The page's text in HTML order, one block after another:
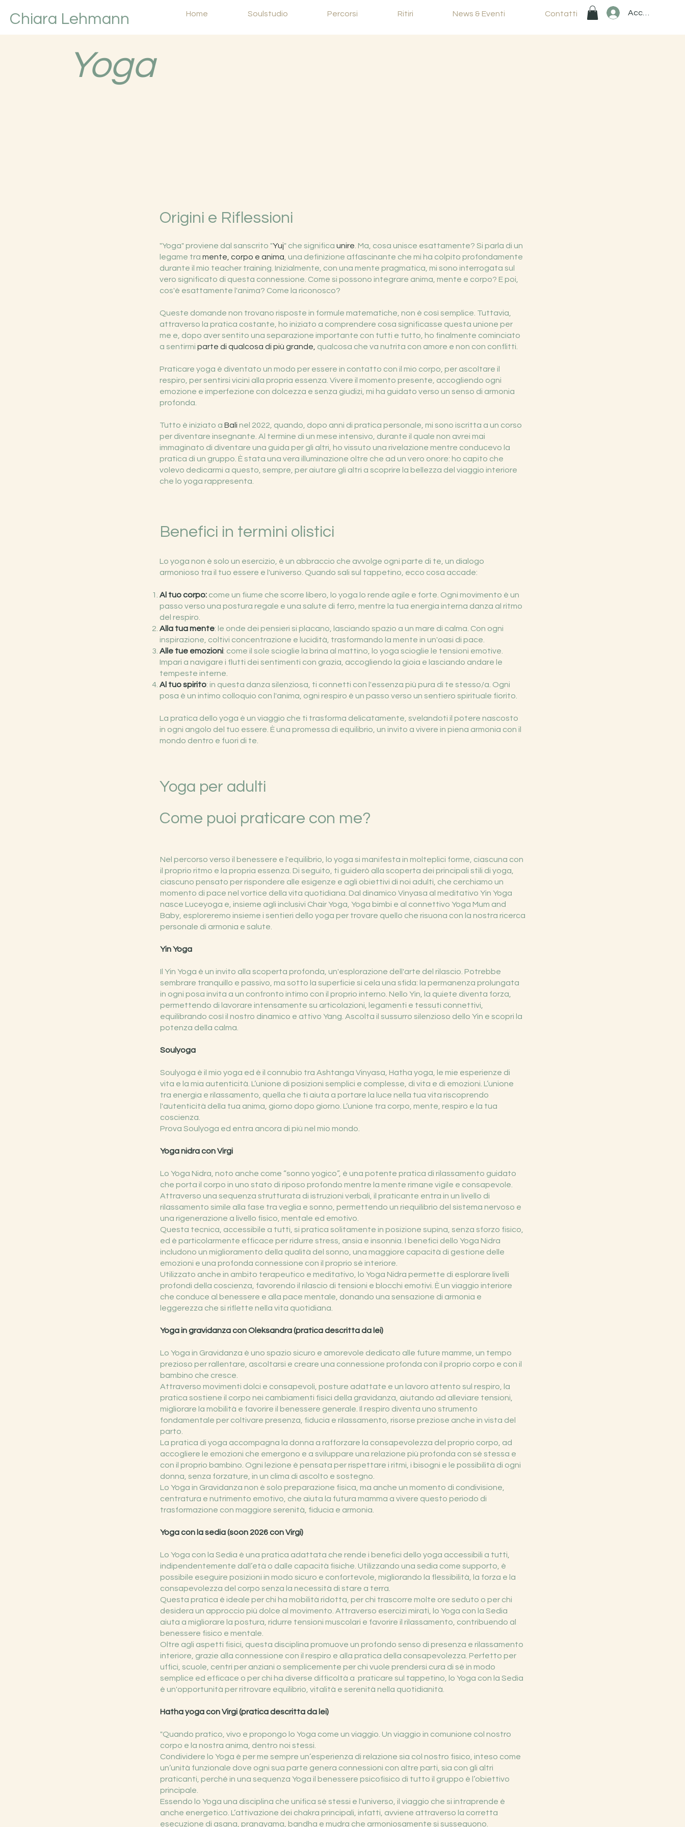
Chiara Lehmann Home Soulstudio Percorsi Ritiri News & Eventi Contatti Accedi
Yoga
Origini e Riflessioni
"Yoga" proviene dal sanscrito "Yuj" che significa unire. Ma, cosa unisce esattamente? Si parla di un
legame tra mente, corpo e anima, una definizione affascinante che mi ha colpito profondamente
durante il mio teacher training. Inizialmente, con una mente pragmatica, mi sono interrogata sul
vero significato di questa connessione. Come si possono integrare anima, mente e corpo? E poi,
cos'è esattamente l'anima? Come la riconosco?
Queste domande non trovano risposte in formule matematiche, non è così semplice. Tuttavia,
attraverso la pratica costante, ho iniziato a comprendere cosa significasse questa unione per
me e, dopo aver sentito una separazione importante con tutti e tutto, ho finalmente cominciato
a sentirmi parte di qualcosa di più grande, qualcosa che va nutrita con amore e non con conflitti.
Praticare yoga è diventato un modo per essere in contatto con il mio corpo, per ascoltare il
respiro, per sentirsi vicini alla propria essenza. Vivere il momento presente, accogliendo ogni
emozione e imperfezione con dolcezza e senza giudizi, mi ha guidato verso un senso di armonia
profonda.
Tutto è iniziato a Bali nel 2022, quando, dopo anni di pratica personale, mi sono iscritta a un corso
per diventare insegnante. Al termine di un mese intensivo, durante il quale non avrei mai
immaginato di diventare una guida per gli altri, ho vissuto una rivelazione mentre conducevo la
pratica di un gruppo. È stata una vera illuminazione oltre che ad un vero onore: ho capito che
volevo dedicarmi a questo, sempre, per aiutare gli altri a scoprire la bellezza del viaggio interiore
che lo yoga rappresenta.
Benefici in termini olistici
​Lo yoga non è solo un esercizio, è un abbraccio che avvolge ogni parte di te, un dialogo
armonioso tra il tuo essere e l'universo. Quando sali sul tappetino, ecco cosa accade:
Al tuo corpo:come un fiume che scorre libero, lo yoga lo rende agile e forte. Ogni movimento è un
passo verso una postura regale e una salute di ferro, mentre la tua energia interna danza al ritmo
del respiro.
Alla tua mente: le onde dei pensieri si placano, lasciando spazio a un mare di calma. Con ogni
inspirazione, coltivi concentrazione e lucidità, trasformando la mente in un'oasi di pace.
Alle tue emozioni: come il sole scioglie la brina al mattino, lo yoga scioglie le tensioni emotive.
Impari a navigare i flutti dei sentimenti con grazia, accogliendo la gioia e lasciando andare le
tempeste interne.
Al tuo spirito: in questa danza silenziosa, ti connetti con l'essenza più pura di te stesso/a. Ogni
posa è un intimo colloquio con l'anima, ogni respiro è un passo verso un sentiero spirituale fiorito.
La pratica dello yoga è un viaggio che ti trasforma delicatamente, svelandoti il potere nascosto
in ogni angolo del tuo essere. È una promessa di equilibrio, un invito a vivere in piena armonia con il
mondo dentro e fuori di te.
Yoga per adulti
Come puoi praticare con me?
Nel percorso verso il benessere e l'equilibrio, lo yoga si manifesta in molteplici forme, ciascuna con
il proprio ritmo e la propria essenza. Di seguito, ti guiderò alla scoperta dei principali stili di yoga,
ciascuno pensato per rispondere alle esigenze e agli obiettivi di noi adulti, che cerchiamo un
momento di pace nel vortice della vita quotidiana. Dal dinamico Vinyasa al meditativo Yin Yoga
nasce Luceyoga e, insieme agli inclusivi Chair Yoga, Yoga bimbi e al connettivo Yoga Mum and
Baby, esploreremo insieme i sentieri dello yoga per trovare quello che risuona con la nostra ricerca
personale di armonia e salute.
Yin Yoga
Il Yin Yoga è un invito alla scoperta profonda, un'esplorazione dell'arte del rilascio. Potrebbe
sembrare tranquillo e passivo, ma sotto la superficie si cela una sfida: la permanenza prolungata
in ogni posa invita a un confronto intimo con il proprio interno. Nello Yin, la quiete diventa forza,
permettendo di lavorare intensamente su articolazioni, legamenti e tessuti connettivi,
equilibrando così il nostro dinamico e attivo Yang. Ascolta il sussurro silenzioso dello Yin e scopri la
potenza della calma.
Soulyoga
Soulyoga è il mio yoga ed è il connubio tra Ashtanga Vinyasa, Hatha yoga, le mie esperienze di
vita e la mia autenticità. L’unione di posizioni semplici e complesse, di vita e di emozioni. L’unione
tra energia e rilassamento, quella che ti aiuta a portare la luce nella tua vita riscoprendo
l'autenticità della tua anima, giorno dopo giorno. L’unione tra corpo, mente, respiro e la tua
coscienza.
Prova Soulyoga ed entra ancora di più nel mio mondo.
Yoga nidra con Virgi
Lo Yoga Nidra, noto anche come “sonno yogico”, è una potente pratica di rilassamento guidato
che porta il corpo in uno stato di riposo profondo mentre la mente rimane vigile e consapevole.
Attraverso una sequenza strutturata di istruzioni verbali, il praticante entra in un livello di
rilassamento simile alla fase tra veglia e sonno, permettendo un riequilibrio del sistema nervoso e
una rigenerazione a livello fisico, mentale ed emotivo.
Questa tecnica, accessibile a tutti, si pratica solitamente in posizione supina, senza sforzo fisico,
ed è particolarmente efficace per ridurre stress, ansia e insonnia. I benefici dello Yoga Nidra
includono un miglioramento della qualità del sonno, una maggiore capacità di gestione delle
emozioni e una profonda connessione con il proprio sé interiore.
Utilizzato anche in ambito terapeutico e meditativo, lo Yoga Nidra permette di esplorare livelli
profondi della coscienza, favorendo il rilascio di tensioni e blocchi emotivi. È un viaggio interiore
che conduce al benessere e alla pace mentale, donando una sensazione di armonia e
leggerezza che si riflette nella vita quotidiana.
Yoga in gravidanza con Oleksandra (pratica descritta da lei)
Lo Yoga in Gravidanza è uno spazio sicuro e amorevole dedicato alle future mamme, un tempo
prezioso per rallentare, ascoltarsi e creare una connessione profonda con il proprio corpo e con il
bambino che cresce.
Attraverso movimenti dolci e consapevoli, posture adattate e un lavoro attento sul respiro, la
pratica sostiene il corpo nei cambiamenti fisici della gravidanza, aiutando ad alleviare tensioni,
migliorare la mobilità e favorire il benessere generale. Il respiro diventa uno strumento
fondamentale per coltivare presenza, fiducia e rilassamento, risorse preziose anche in vista del
parto.
La pratica di yoga accompagna la donna a rafforzare la consapevolezza del proprio corpo, ad
accogliere le emozioni che emergono e a sviluppare una relazione più profonda con sé stessa e
con il proprio bambino. Ogni lezione è pensata per rispettare i ritmi, i bisogni e le possibilità di ogni
donna, senza forzature, in un clima di ascolto e sostegno.
Lo Yoga in Gravidanza non è solo preparazione fisica, ma anche un momento di condivisione,
centratura e nutrimento emotivo, che aiuta la futura mamma a vivere questo periodo di
trasformazione con maggiore serenità, fiducia e armonia.
Yoga con la sedia (soon 2026 con Virgi)
Lo Yoga con la Sedia è una pratica adattata che rende i benefici dello yoga accessibili a tutti,
indipendentemente dall’età o dalle capacità fisiche. Utilizzando una sedia come supporto, è
possibile eseguire posizioni in modo sicuro e confortevole, migliorando la flessibilità, la forza e la
consapevolezza del corpo senza la necessità di stare a terra.
Questa pratica è ideale per chi ha mobilità ridotta, per chi trascorre molte ore seduto o per chi
desidera un approccio più dolce al movimento. Attraverso esercizi mirati, lo Yoga con la Sedia
aiuta a migliorare la postura, ridurre tensioni muscolari e favorire il rilassamento, contribuendo al
benessere fisico e mentale.
Oltre agli aspetti fisici, questa disciplina promuove un profondo senso di presenza e rilassamento
interiore, grazie alla connessione con il respiro e alla pratica della consapevolezza. Perfetto per
uffici, scuole, centri per anziani o semplicemente per chi vuole prendersi cura di sé in modo
semplice ed efficace o per chi ha diverse difficoltà a praticare sul tappetino, lo Yoga con la Sedia
è un'opportunità per ritrovare equilibrio, vitalità e serenità nella quotidianità.
Hatha yoga con Virgi (pratica descritta da lei)
"Quando pratico, vivo e propongo lo Yoga come un viaggio. Un viaggio in comunione col nostro
corpo e la nostra anima, dentro noi stessi.
Condividere lo Yoga è per me sempre un’esperienza di relazione sia col nostro fisico, inteso come
un’unità funzionale dove ogni sua parte genera connessioni con altre parti, sia con gli altri
praticanti, perché in una sequenza Yoga il benessere psicofisico di tutto il gruppo è l’obiettivo
principale.
Essendo lo Yoga una disciplina che unifica sé stessi e l'universo, il viaggio che si intraprende è
anche energetico. L’attivazione dei chakra principali, infatti, avviene attraverso la corretta
esecuzione di asana, pranayama, bandha e mudra che armoniosamente si susseguono.